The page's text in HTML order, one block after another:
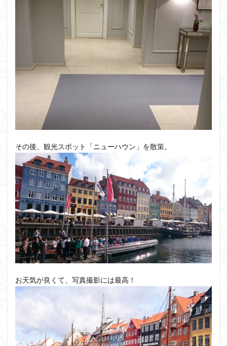
その後、観光スポット「ニューハウン」を散策。
お天気が良くて、写真撮影には最高！